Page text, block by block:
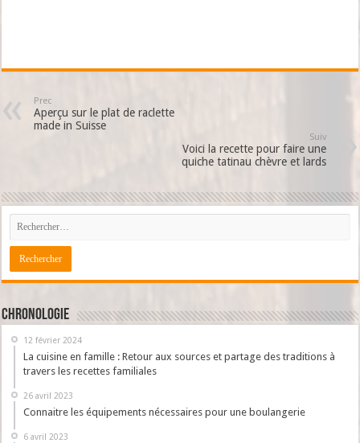
Prec
Aperçu sur le plat de raclette
made in Suisse
Suiv
Voici la recette pour faire une
quiche tatinau chèvre et lards
Chronologie
12 février 2024
La cuisine en famille : Retour aux sources et partage des traditions à
travers les recettes familiales
26 avril 2023
Connaitre les équipements nécessaires pour une boulangerie
6 avril 2023